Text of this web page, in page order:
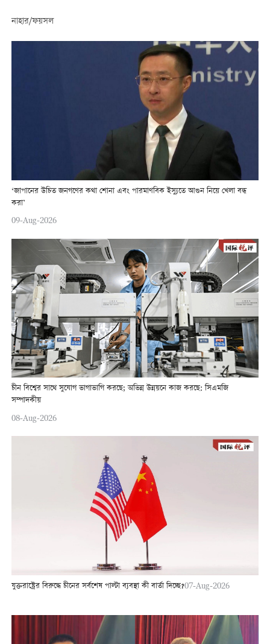
নাহার/ফয়সল
‘জাপানের উচিত জনগণের কথা শোনা এবং পারমাণবিক ইস্যুতে আগুন নিয়ে খেলা বন্ধ
করা’
09-Aug-2026
চীন বিশ্বের সাথে সুযোগ ভাগাভাগি করছে; অভিন্ন উন্নয়নে কাজ করছে: সিএমজি
সম্পাদকীয়
08-Aug-2026
যুক্তরাষ্ট্রের বিরুদ্ধে চীনের সর্বশেষ পাল্টা ব্যবস্থা কী বার্তা দিচ্ছে?07-Aug-2026